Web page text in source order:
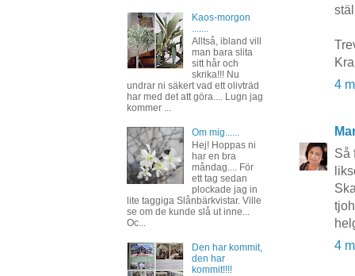
4
Så
4
Kaos-morgon
Alltså, ibland vill
man bara slita
sitt hår och
skrika!!! Nu
undrar ni säkert vad ett olivträd
har med det att göra.... Lugn jag
kommer ...
Om mig......
Hej! Hoppas ni
har en bra
måndag.... För
ett tag sedan
plockade jag in
lite taggiga Slånbärkvistar. Ville
se om de kunde slå ut inne...
Oc...
Den har kommit,
den har
kommit!!!!